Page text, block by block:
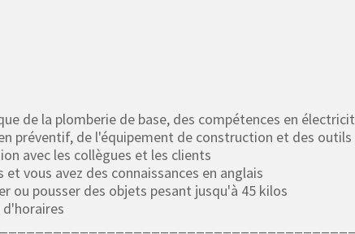
de la plomberie de base, des compétences en
préventif, de l'équipement de construction et des outils
avec les collègues et les clients
et vous avez des connaissances en anglais
ou pousser des objets pesant jusqu'à 45 kilos
d'horaires